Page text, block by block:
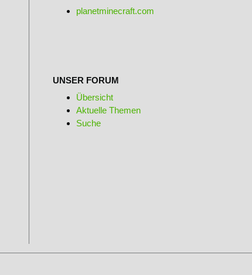
planetminecraft.com
UNSER FORUM
Übersicht
Aktuelle Themen
Suche